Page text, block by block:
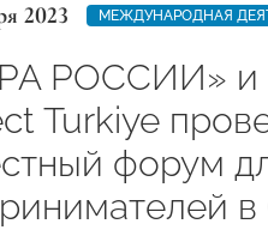
2023 МЕЖДУНАРОДНАЯ
РОССИИ» и
Turkiye
форум